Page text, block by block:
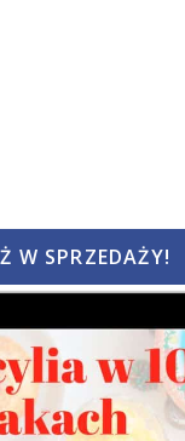
W SPRZEDAŻY!